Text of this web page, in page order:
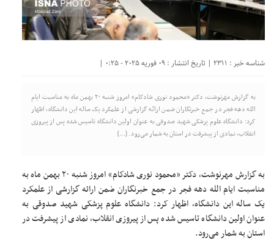
شناسه خبر : 2311 | تاریخ انتشار : 09 فوریه 2025 - 0:25 |
به گزارش مهرنوشت، دکتر «محمود نوری شادکام» امروز شنبه ۲۰ بهمن ماه به مناسبت ایام
الله دهه فجر در جمع خبرنگاران ضمن ارائه گزارشی از علمکرد یک ساله این دانشگاه، اظهار
کرد: دانشگاه علوم پزشکی شهید صدوقی به عنوان اولین دانشگاه تاسیس شده پس از پیروزی
انقلاب، ‌نمادی از پیشرفت در استان به شمار می‌رود. […]
به گزارش مهرنوشت، دکتر «محمود نوری شادکام» امروز شنبه ۲۰ بهمن ماه به
مناسبت ایام الله دهه فجر در جمع خبرنگاران ضمن ارائه گزارشی از علمکرد
یک ساله این دانشگاه، اظهار کرد: دانشگاه علوم پزشکی شهید صدوقی به
عنوان اولین دانشگاه تاسیس شده پس از پیروزی انقلاب، ‌نمادی از پیشرفت در
استان به شمار می‌رود.